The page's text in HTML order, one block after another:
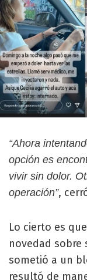
“Ahora
opción es
vivir sin dolor.
operación”,
Lo cierto es que
novedad sobre
sometió a un
resultó de